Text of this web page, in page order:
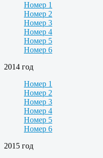
Номер 1
Номер 2
Номер 3
Номер 4
Номер 5
Номер 6
2014 год
Номер 1
Номер 2
Номер 3
Номер 4
Номер 5
Номер 6
2015 год